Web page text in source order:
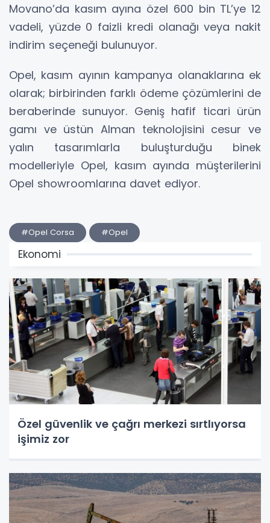
Movano’da kasım ayına özel 600 bin TL’ye 12
vadeli, yüzde 0 faizli kredi olanağı veya nakit
indirim seçeneği bulunuyor.
Opel, kasım ayının kampanya olanaklarına ek
olarak; birbirinden farklı ödeme çözümlerini de
beraberinde sunuyor. Geniş hafif ticari ürün
gamı ve üstün Alman teknolojisini cesur ve
yalın tasarımlarla buluşturduğu binek
modelleriyle Opel, kasım ayında müşterilerini
Opel showroomlarına davet ediyor.
#Opel Corsa #Opel
Ekonomi
Özel güvenlik ve çağrı merkezi sırtlıyorsa
işimiz zor